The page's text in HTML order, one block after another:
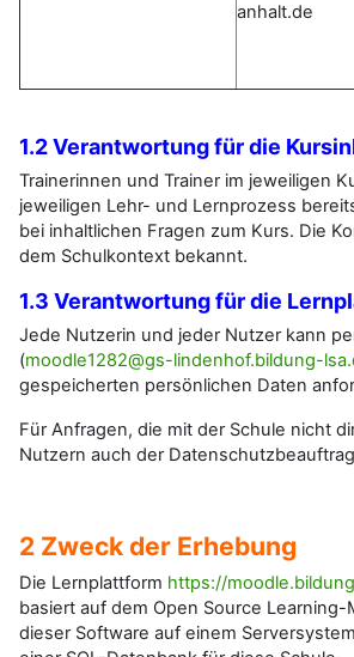
anhalt.de
1.2 Verantwortung für die
Trainerinnen und Trainer im jeweiligen
jeweiligen Lehr- und Lernprozess
bei inhaltlichen Fragen zum Kurs. Die
dem Schulkontext bekannt.
1.3 Verantwortung für die
Jede Nutzerin und jeder Nutzer kann
(moodle1282@gs-lindenhof.bildung-
gespeicherten persönlichen Daten
Für Anfragen, die mit der Schule nicht
Nutzern auch der
2 Zweck der Erhebung
Die Lernplattform https://
basiert auf dem Open Source
dieser Software auf einem